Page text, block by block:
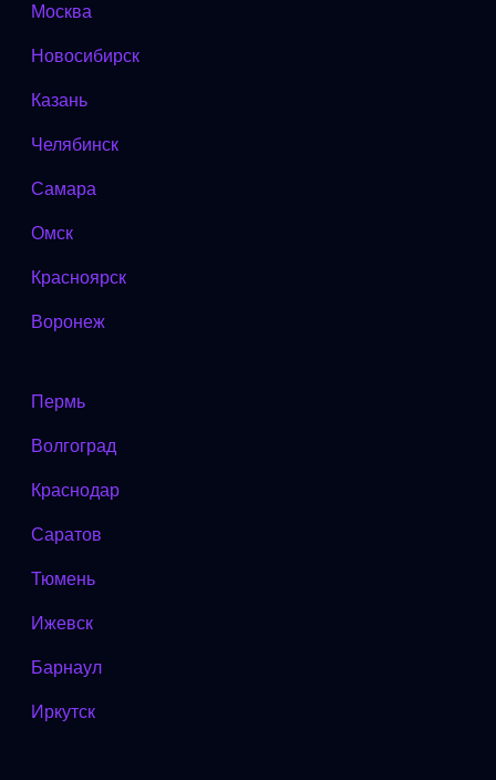
Москва
Новосибирск
Казань
Челябинск
Самара
Омск
Красноярск
Воронеж
Пермь
Волгоград
Краснодар
Саратов
Тюмень
Ижевск
Барнаул
Иркутск